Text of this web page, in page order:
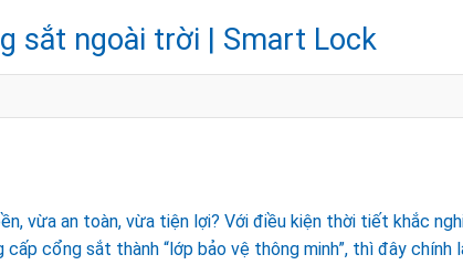
sắt ngoài trời | Smart Lock
vừa an toàn, vừa tiện lợi? Với điều kiện thời tiết khắc
cổng sắt thành “lớp bảo vệ thông minh”, thì đây chính